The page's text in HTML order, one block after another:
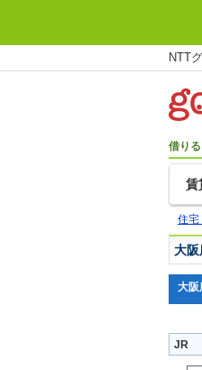
NTT
借りる
賃
住宅
大阪
大阪
JR